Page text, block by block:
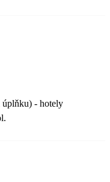
úplňku) - hotely